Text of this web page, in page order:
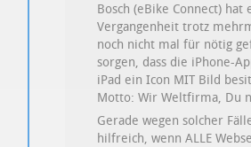
Bosch (eBike Connect) hat
Vergangenheit trotz
noch nicht mal für nötig
sorgen, dass die iPhone-
iPad ein Icon MIT Bild
Motto: Wir Weltfirma, Du
Gerade wegen solcher
hilfreich, wenn ALLE